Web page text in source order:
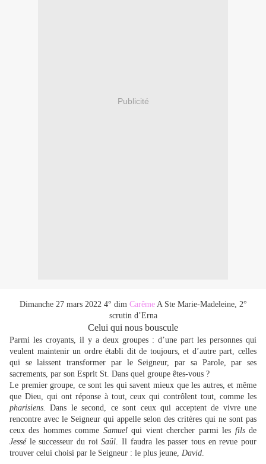
Publicité
Dimanche 27 mars 2022 4° dim Carême A Ste Marie-Madeleine, 2°
scrutin d’Erna
Celui qui nous bouscule
Parmi les croyants, il y a deux groupes : d’une part les personnes qui
veulent maintenir un ordre établi dit de toujours, et d’autre part, celles
qui se laissent transformer par le Seigneur, par sa Parole, par ses
sacrements, par son Esprit St. Dans quel groupe êtes-vous ?
Le premier groupe, ce sont les qui savent mieux que les autres, et même
que Dieu, qui ont réponse à tout, ceux qui contrôlent tout, comme les
pharisiens. Dans le second, ce sont ceux qui acceptent de vivre une
rencontre avec le Seigneur qui appelle selon des critères qui ne sont pas
ceux des hommes comme Samuelqui vient chercher parmi les filsde
Jessé le successeur du roiSaül. Il faudra les passer tous en revue pour
trouver celui choisi par le Seigneur : le plus jeune, David.